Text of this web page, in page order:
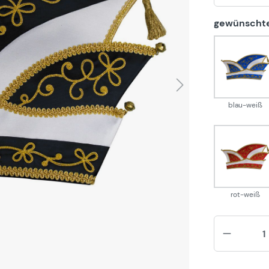
blau-weiß
rot-
rot-weiß